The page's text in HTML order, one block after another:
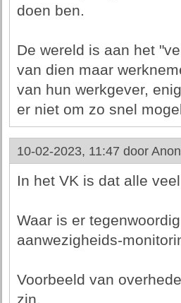
doen ben.
De wereld is aan het
van dien maar
van hun werkgever,
er niet om zo snel
10-02-2023, 11:47 door
In het VK is dat alle
Waar is er
aanwezigheids-
Voorbeeld van
zin.